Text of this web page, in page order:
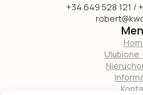
+34 649 528 121 /